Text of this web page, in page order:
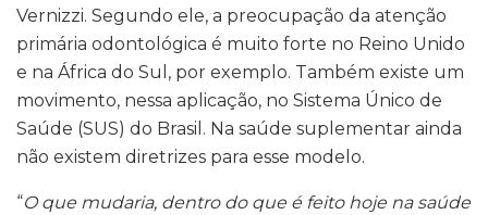
Vernizzi. Segundo ele, a preocupação da atenção
primária odontológica é muito forte no Reino Unido
e na África do Sul, por exemplo. Também existe um
movimento, nessa aplicação, no Sistema Único de
Saúde (SUS) do Brasil. Na saúde suplementar ainda
não existem diretrizes para esse modelo.
“O que mudaria, dentro do que é feito hoje na saúde